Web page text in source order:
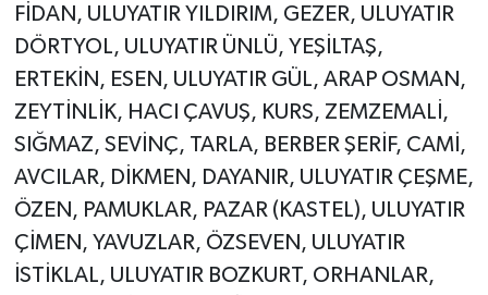
FİDAN, ULUYATIR YILDIRIM, GEZER, ULUYATIR
DÖRTYOL, ULUYATIR ÜNLÜ, YEŞİLTAŞ,
ERTEKİN, ESEN, ULUYATIR GÜL, ARAP OSMAN,
ZEYTİNLİK, HACI ÇAVUŞ, KURS, ZEMZEMALİ,
SIĞMAZ, SEVİNÇ, TARLA, BERBER ŞERİF, CAMİ,
AVCILAR, DİKMEN, DAYANIR, ULUYATIR ÇEŞME,
ÖZEN, PAMUKLAR, PAZAR (KASTEL), ULUYATIR
ÇİMEN, YAVUZLAR, ÖZSEVEN, ULUYATIR
İSTİKLAL, ULUYATIR BOZKURT, ORHANLAR,